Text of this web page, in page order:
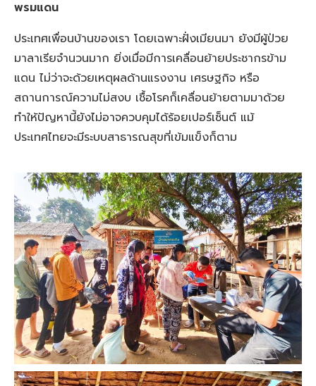
พรมแดน
ประเทศเพื่อนบ้านของเรา โดยเฉพาะฝั่งเมียนมา ยังมีผู้ป่วย
มาลาเรียจำนวนมาก ยิ่งเมื่อมีการเคลื่อนย้ายประชากรข้าม
แดน ไม่ว่าจะด้วยเหตุผลด้านแรงงาน เศรษฐกิจ หรือ
สถานการณ์ความไม่สงบ เชื้อโรคก็เคลื่อนย้ายตามมาด้วย
ทำให้ปัญหานี้ยังไม่อาจควบคุมได้ร้อยเปอร์เซ็นต์ แม้
ประเทศไทยจะมีระบบสาธารณสุขที่เข้มแข็งก็ตาม